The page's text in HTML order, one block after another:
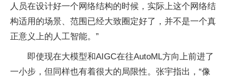
人员在设计好一个网络结构的时候，实际上这个网络结
构适用的场景、范围已经大致圈定好了，并不是一个真
正意义上的人工智能。”
即使现在大模型和AIGC在往AutoML方向上前进了
一小步，但同样也有着很大的局限性。张宇指出，“像